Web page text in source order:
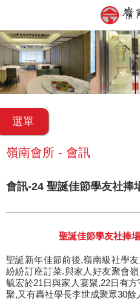
選單
嶺南會所 - 會訊
會訊-24 聖誕佳節學友社捧
聖誕佳節學友社捧
聖誕新年佳節前後,嶺南級社學
紛紛訂座訂菜.與家人好友聚會
毓宏於21日與家人宴聚,22日有
聚,又有轟社學長李世成聚眾30餘